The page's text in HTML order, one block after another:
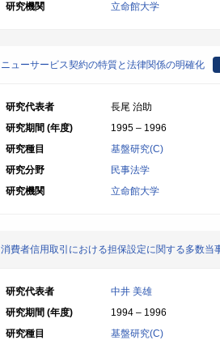
研究機関
立命館大学
ニューサービス契約の特質と法律関係の明確化
研究代表者
長尾 治助
研究期間 (年度)
1995 – 1996
研究種目
基盤研究(C)
研究分野
民事法学
研究機関
立命館大学
消費者信用取引における担保設定に関する多数当
研究代表者
中井 美雄
研究期間 (年度)
1994 – 1996
研究種目
基盤研究(C)